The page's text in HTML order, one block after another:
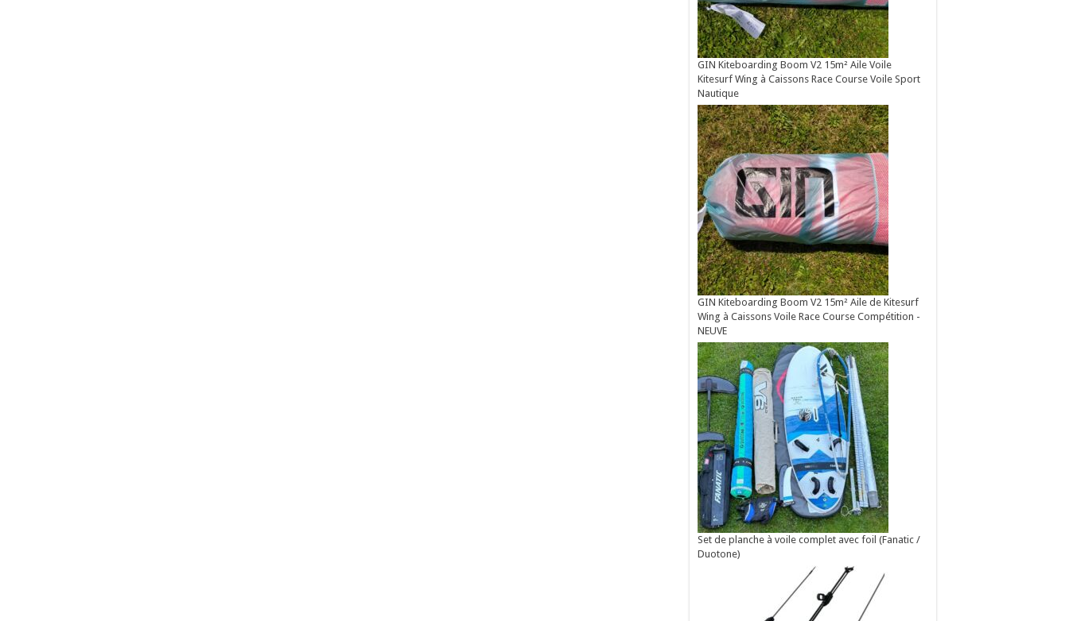
GIN Kiteboarding Boom V2 15m² Aile Voile
Kitesurf Wing à Caissons Race Course Voile Sport
Nautique
GIN Kiteboarding Boom V2 15m² Aile de Kitesurf
Wing à Caissons Voile Race Course Compétition -
NEUVE
Set de planche à voile complet avec foil (Fanatic /
Duotone)